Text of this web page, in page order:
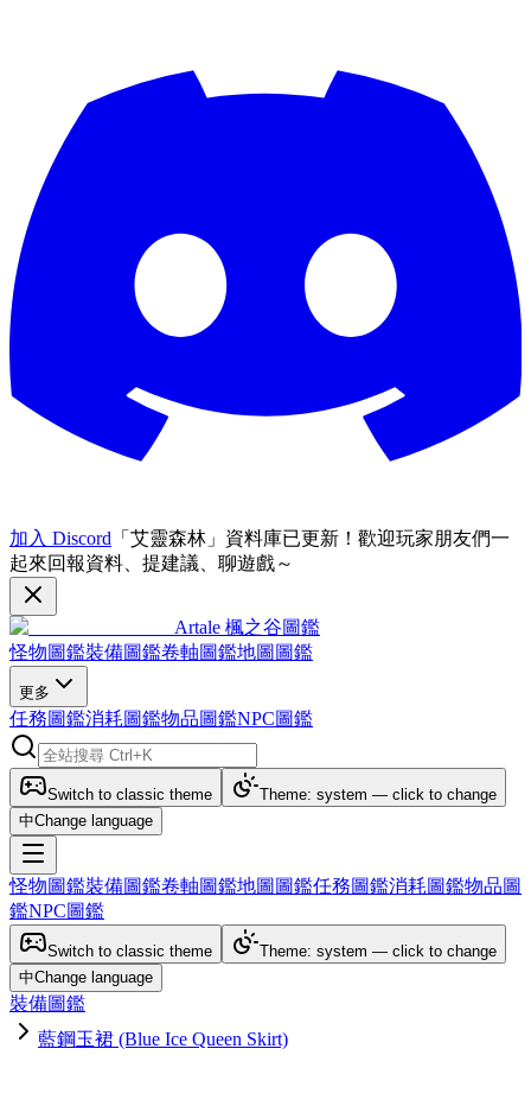
加入 Discord 「艾靈森林」資料庫已更新！歡迎玩家朋友們一
起來回報資料、提建議、聊遊戲～
Artale 楓之谷圖鑑
怪物圖鑑裝備圖鑑卷軸圖鑑地圖圖鑑
更多
任務圖鑑消耗圖鑑物品圖鑑NPC圖鑑
Switch to classic theme
Theme: system — click to change
中Change language
怪物圖鑑裝備圖鑑卷軸圖鑑地圖圖鑑任務圖鑑消耗圖鑑物品圖
鑑NPC圖鑑
Switch to classic theme
Theme: system — click to change
中Change language
裝備圖鑑
藍鋼玉裙 (Blue Ice Queen Skirt)